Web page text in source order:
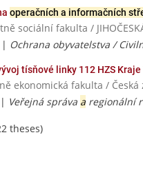
operačních a informačních
sociální fakulta / JIHOČESKÁ
| Ochrana obyvatelstva /
tísňové linky 112 HZS Kraje
ekonomická fakulta /
| Veřejná správa a regionální
theses)